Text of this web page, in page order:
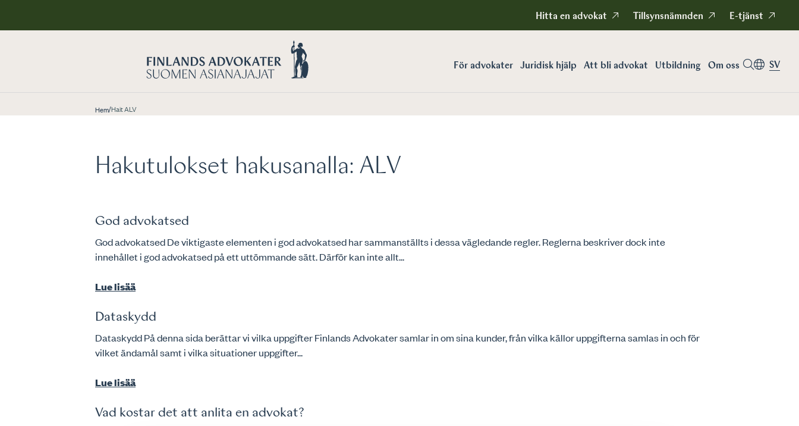
Hitta en advokat Tillsynsnämnden E-tjänst
För advokater Juridisk hjälp Att bli advokat Utbildning Om oss SV
Hem/Hait ALV
Hakutulokset hakusanalla: ALV
God advokatsed
God advokatsed De viktigaste elementen i god advokatsed har sammanställts i dessa vägledande regler. Reglerna beskriver dock inte
innehållet i god advokatsed på ett uttömmande sätt. Därför kan inte allt...
Lue lisää
Dataskydd
Dataskydd På denna sida berättar vi vilka uppgifter Finlands Advokater samlar in om sina kunder, från vilka källor uppgifterna samlas in och för
vilket ändamål samt i vilka situationer uppgifter...
Lue lisää
Vad kostar det att anlita en advokat?